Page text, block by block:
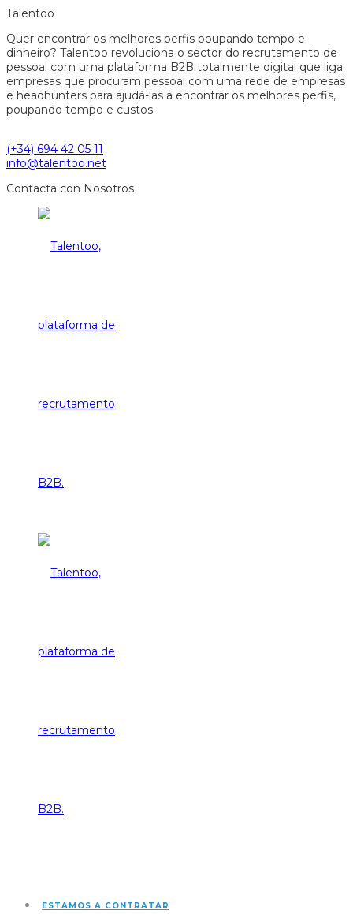
Talentoo
Quer encontrar os melhores perfis poupando tempo e
dinheiro? Talentoo revoluciona o sector do recrutamento de
pessoal com uma plataforma B2B totalmente digital que liga
empresas que procuram pessoal com uma rede de empresas
e headhunters para ajudá-las a encontrar os melhores perfis,
poupando tempo e custos
(+34) 694 42 05 11
info@talentoo.net
Contacta con Nosotros
ESTAMOS A CONTRATAR